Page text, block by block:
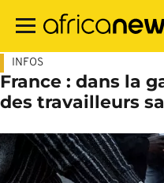
contenu
INFOS
France : dans la
des travailleurs